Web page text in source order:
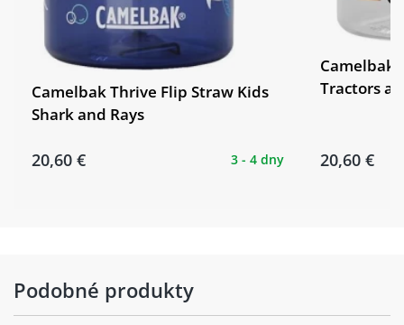
Camelbak Thrive Flip Straw Kids
Shark and Rays
20,60 € 3 - 4 dny
Camelbak
Tractors
20,60 €
Podobné produkty